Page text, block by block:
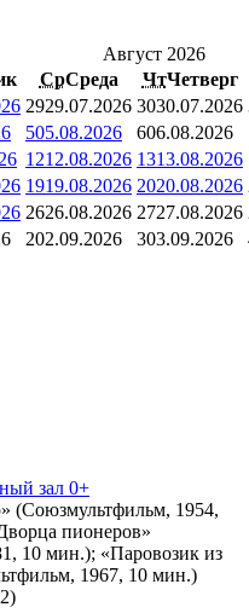
Август 2026
СрСреда ЧтЧетверг
2929.07.2026 3030.07.2026
505.08.2026 606.08.2026
1212.08.2026 1313.08.2026
1919.08.2026 2020.08.2026
2626.08.2026 2727.08.2026
202.09.2026 303.09.2026
зал 0+
(Союзмультфильм, 1954,
пионеров»
10 мин.); «Паровозик из
1967, 10 мин.)